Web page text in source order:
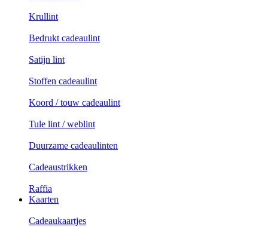
Krullint
Bedrukt cadeaulint
Satijn lint
Stoffen cadeaulint
Koord / touw cadeaulint
Tule lint / weblint
Duurzame cadeaulinten
Cadeaustrikken
Raffia
Kaarten
Cadeaukaartjes